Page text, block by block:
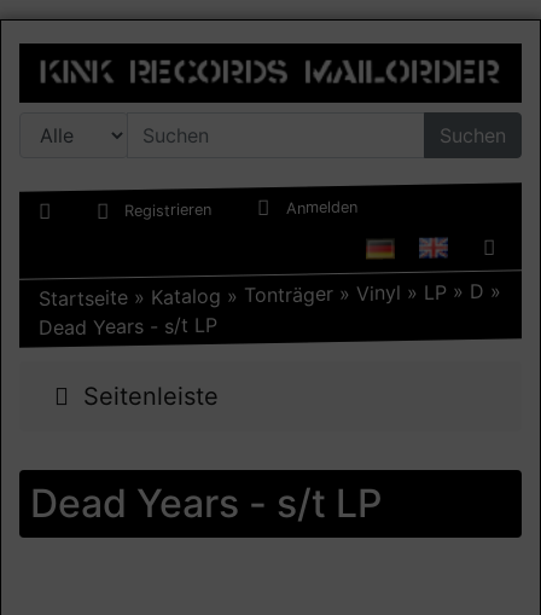
Suchen
Registrieren Anmelden
Startseite » Katalog » Tonträger » Vinyl » LP » D »
Dead Years - s/t LP
Seitenleiste
Dead Years - s/t LP